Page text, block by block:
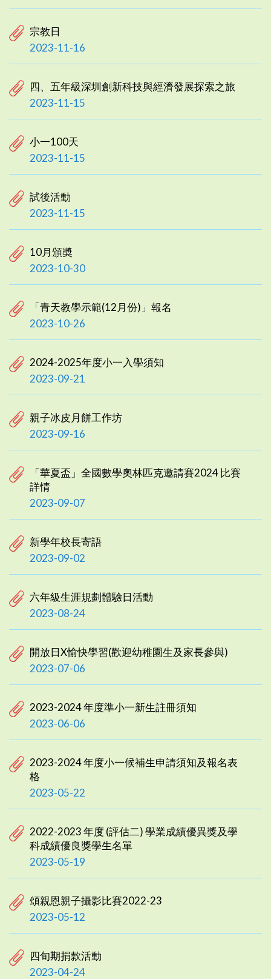
宗教日
2023-11-16
四、五年級深圳創新科技與經濟發展探索之旅
2023-11-15
小一100天
2023-11-15
試後活動
2023-11-15
10月頒奬
2023-10-30
「青天教學示範(12月份)」報名
2023-10-26
2024-2025年度小一入學須知
2023-09-21
親子冰皮月餅工作坊
2023-09-16
「華夏盃」全國數學奧林匹克邀請賽2024 比賽
詳情
2023-09-07
新學年校長寄語
2023-09-02
六年級生涯規劃體驗日活動
2023-08-24
開放日X愉快學習(歡迎幼稚園生及家長參與)
2023-07-06
2023-2024 年度準小一新生註冊須知
2023-06-06
2023-2024 年度小一候補生申請須知及報名表
格
2023-05-22
2022-2023 年度 (評估二) 學業成績優異獎及學
科成績優良獎學生名單
2023-05-19
頌親恩親子攝影比賽2022-23
2023-05-12
四旬期捐款活動
2023-04-24